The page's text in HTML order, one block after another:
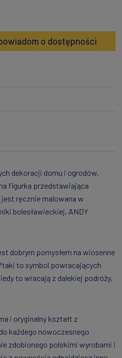
o dostępności
dekoracji domu i ogrodów,
figurka przedstawiająca
ręcznie malowana w
bolesławieckiej, ANDY
dobrym pomysłem na wiosenne
to symbol powracających
to wracają z dalekiej podróży,
i oryginalny kształt z
każdego nowoczesnego
zdobionego polskimi wyrobami i